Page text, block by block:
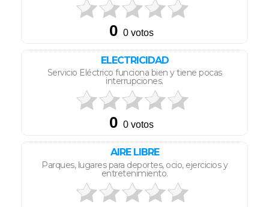
ELECTRICIDAD
Servicio Eléctrico funciona bien y tiene pocas
interrupciones.
AIRE LIBRE
Parques, lugares para deportes, ocio, ejercicios y
entretenimiento.